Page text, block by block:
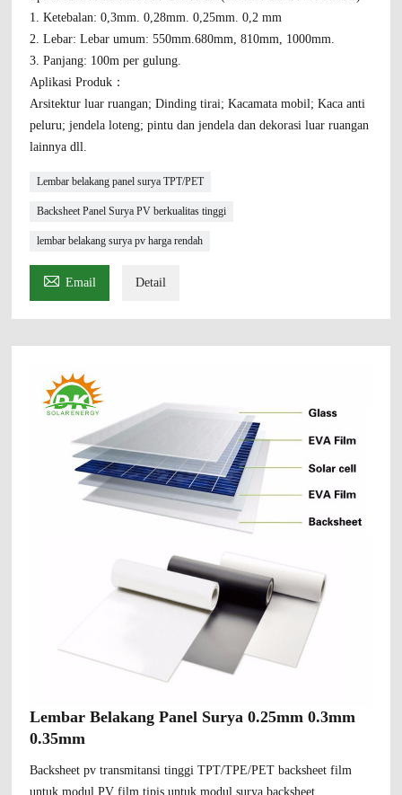
1. Ketebalan: 0,3mm. 0,28mm. 0,25mm. 0,2 mm
2. Lebar: Lebar umum: 550mm.680mm, 810mm, 1000mm.
3. Panjang: 100m per gulung.
Aplikasi Produk：
Arsitektur luar ruangan; Dinding tirai; Kacamata mobil; Kaca anti
peluru; jendela loteng; pintu dan jendela dan dekorasi luar ruangan
lainnya dll.
Lembar belakang panel surya TPT/PET
Backsheet Panel Surya PV berkualitas tinggi
lembar belakang surya pv harga rendah
 Email Detail
Lembar Belakang Panel Surya 0.25mm 0.3mm
0.35mm
Backsheet pv transmitansi tinggi TPT/TPE/PET backsheet film
untuk modul PV film tipis untuk modul surya backsheet